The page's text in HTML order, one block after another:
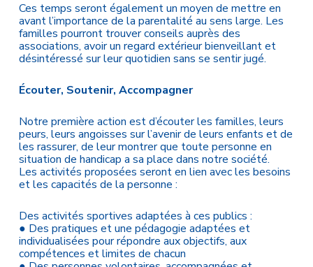
Ces temps seront également un moyen de mettre en
avant l’importance de la parentalité au sens large. Les
familles pourront trouver conseils auprès des
associations, avoir un regard extérieur bienveillant et
désintéressé sur leur quotidien sans se sentir jugé.
Écouter, Soutenir, Accompagner
Notre première action est d’écouter les familles, leurs
peurs, leurs angoisses sur l’avenir de leurs enfants et de
les rassurer, de leur montrer que toute personne en
situation de handicap a sa place dans notre société.
Les activités proposées seront en lien avec les besoins
et les capacités de la personne :
Des activités sportives adaptées à ces publics :
● Des pratiques et une pédagogie adaptées et
individualisées pour répondre aux objectifs, aux
compétences et limites de chacun